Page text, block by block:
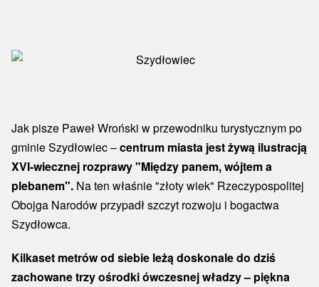
Jak pisze Paweł Wroński w przewodniku turystycznym po
gminie Szydłowiec –centrum miasta jest żywą ilustracją
XVI-wiecznej rozprawy "Między panem, wójtem a
plebanem". Na ten właśnie "złoty wiek" Rzeczypospolitej
Obojga Narodów przypadł szczyt rozwoju i bogactwa
Szydłowca.
Kilkaset metrów od siebie leżą doskonale do dziś
zachowane trzy ośrodki ówczesnej władzy – piękna